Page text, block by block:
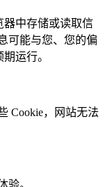
器中存储或读取信
可能与您、您的偏
运行。
Cookie，网站无法
验。